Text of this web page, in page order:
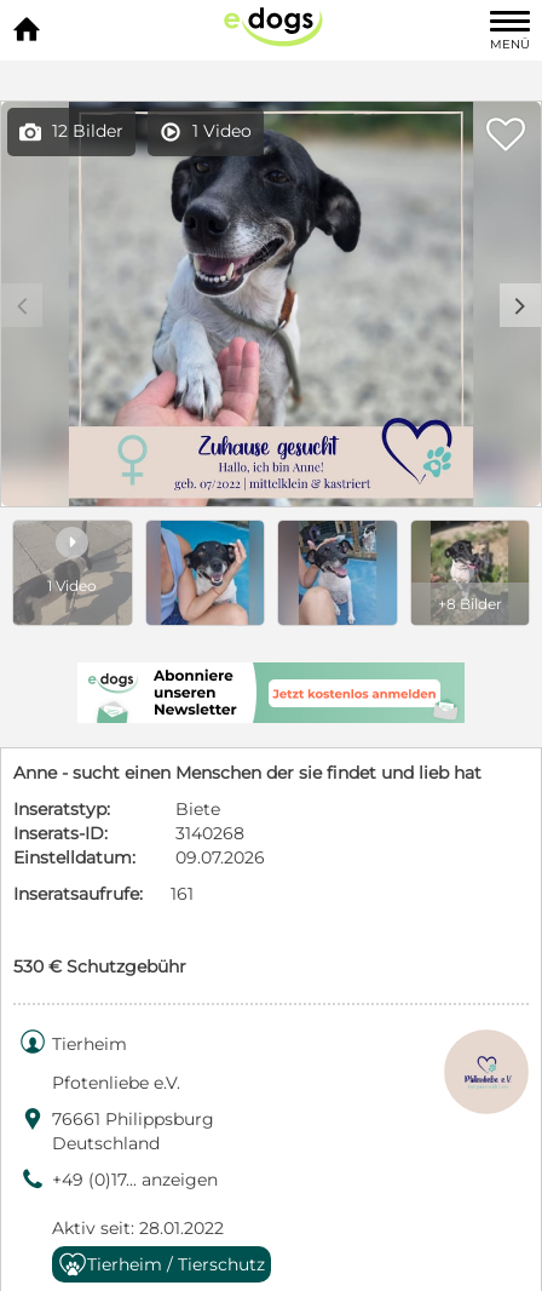

MENÜ
 12 Bilder  1 Video 
c d

1 Video
+8 Bilder
Anne - sucht einen Menschen der sie findet und lieb hat
Inseratstyp:
Biete
Inserats-ID:
3140268
Einstelldatum:
09.07.2026
Inseratsaufrufe:
161
530 € Schutzgebühr
 Tierheim
Pfotenliebe e.V.
 76661 Philippsburg
Deutschland
9 +49 (0)17... anzeigen
Aktiv seit: 28.01.2022
Tierheim / Tierschutz